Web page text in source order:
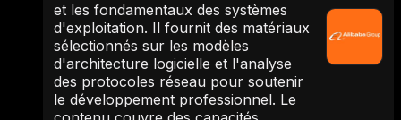
et les fondamentaux des systèmes
d'exploitation. Il fournit des matériaux
sélectionnés sur les modèles
d'architecture logicielle et l'analyse
des protocoles réseau pour soutenir
le développement professionnel. Le